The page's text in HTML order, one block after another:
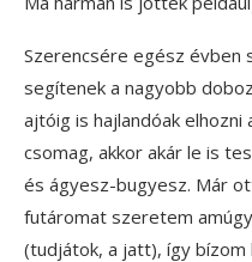
Szerencsére egész
segítenek a nagyobb
ajtóig is hajlandóak elhozni
csomag, akkor akár le is
és ágyesz-bugyesz. Már
futáromat szeretem
(tudjátok, a jatt), így bízom